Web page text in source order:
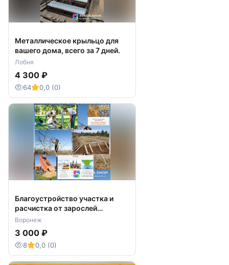
Металлическое крыльцо для
вашего дома, всего за 7 дней.
Лобня
4 300 ₽
64 0,0 (0)
Благоустройство участка и
расчистка от зарослей
профессионально
Воронеж
3 000 ₽
8 0,0 (0)